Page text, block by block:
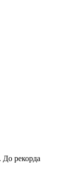
До рекорда